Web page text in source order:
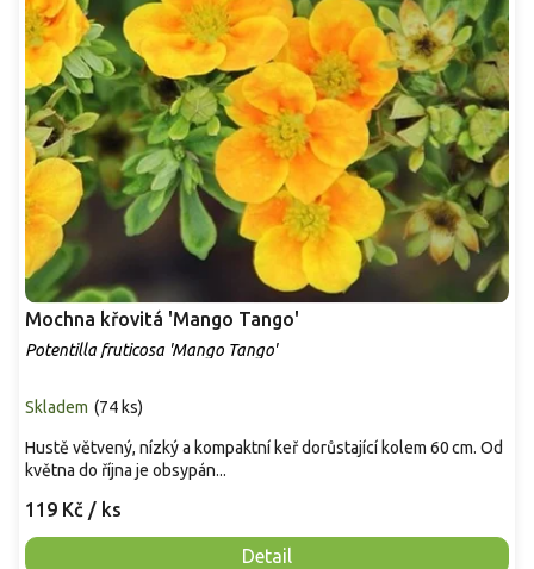
Mochna křovitá 'Mango Tango'
Potentilla fruticosa 'Mango Tango'
Skladem (74 ks)
119 Kč / ks
Detail
Hustě větvený, nízký a kompaktní keř dorůstající kolem 60 cm. Od
května do října je obsypán...